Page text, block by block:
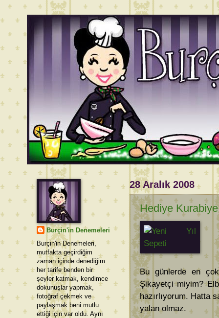
28 Aralık 2008
Hediye
Bu günlerde en
Şikayetçi miyim?
hazırlıyorum. Hatta
yalan olmaz.
Burçin'in Denemeleri
Burçin'in Denemeleri,
mutfakta geçirdiğim
zaman içinde denediğim
her tarife benden bir
şeyler katmak, kendimce
dokunuşlar yapmak,
fotoğraf çekmek ve
paylaşmak beni mutlu
ettiği için var oldu. Aynı